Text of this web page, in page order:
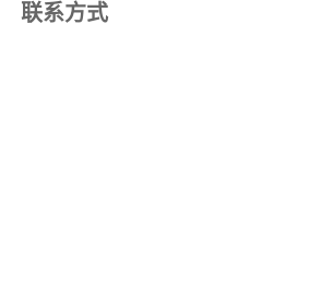
联系方式